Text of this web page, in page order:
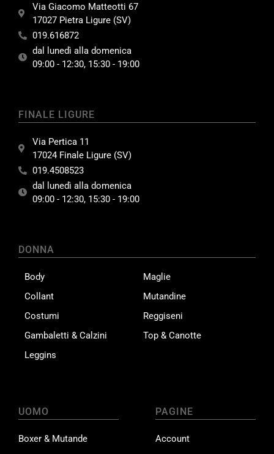
Via Giacomo Matteotti 67
17027 Pietra Ligure (SV)
019.616872
dal lunedì alla domenica
09:00 - 12:30, 15:30 - 19:00
FINALE LIGURE
Via Pertica 11
17024 Finale Ligure (SV)
019.4508523
dal lunedì alla domenica
09:00 - 12:30, 15:30 - 19:00
DONNA
Body
Collant
Costumi
Gambaletti & Calzini
Leggins
Maglie
Mutandine
Reggiseni
Top & Canotte
UOMO
Boxer & Mutande
PAGINE
Account